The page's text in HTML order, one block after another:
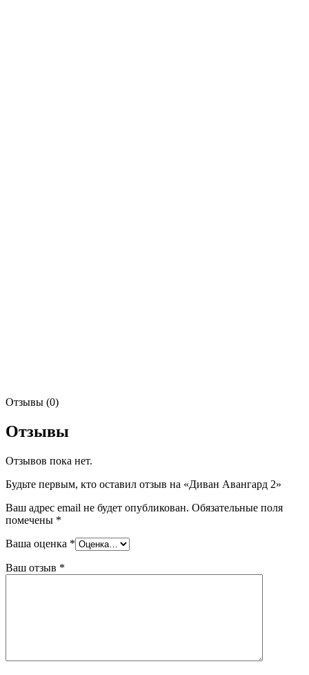
Отзывы (0)
Отзывы
Отзывов пока нет.
Будьте первым, кто оставил отзыв на «Диван Авангард 2»
Ваш адрес email не будет опубликован. Обязательные поля
помечены *
Ваша оценка *
Ваш отзыв *